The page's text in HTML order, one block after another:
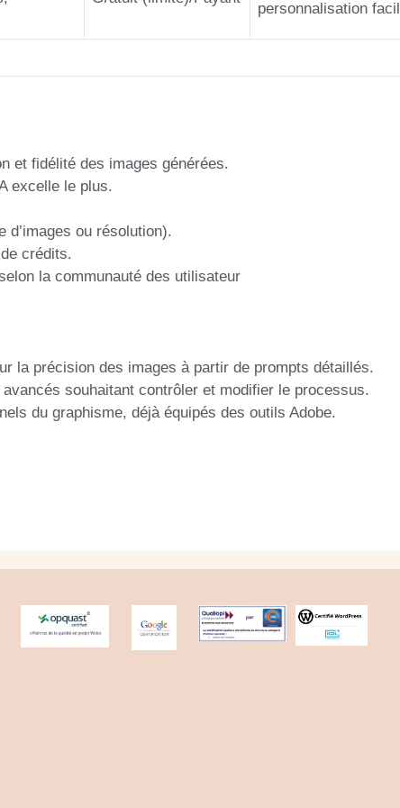
personnalisation
et fidélité des images générées.
excelle le plus.
ou résolution).
crédits.
la communauté des utilisateur
la précision des images à partir de prompts détaillés.
souhaitant contrôler et modifier le processus.
du graphisme, déjà équipés des outils Adobe.